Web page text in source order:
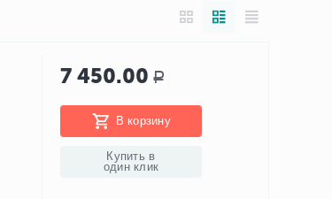
7 450.00 Р
В корзину
Купить в
один клик